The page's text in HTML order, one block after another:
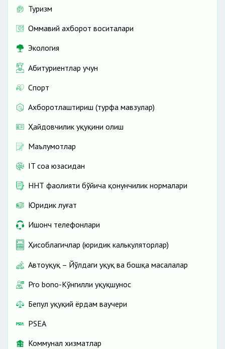
Туризм
Оммавий ахборот воситалари
Экология
Абитуриентлар учун
Спорт
Ахборотлаштириш (турфа мавзулар)
Ҳайдовчилик ҳуқуқини олиш
Маълумотлар
IT соҳа юзасидан
ННТ фаолияти бўйича қонунчилик нормалари
Юридик луғат
Ишонч телефонлари
Ҳисоблагичлар (юридик калькуляторлар)
Автоҳуқуқ – Йўлдаги ҳуқуқ ва бошқа масалалар
Pro bono-Кўнгилли ҳуқуқшунос
Бепул ҳуқуқий ёрдам ваучери
PSEA
Коммунал хизматлар